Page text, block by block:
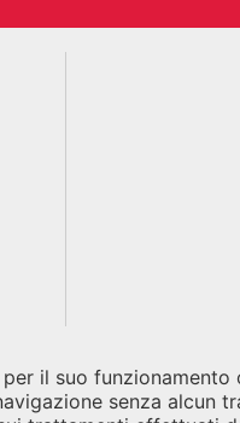
il suo
senza alcun